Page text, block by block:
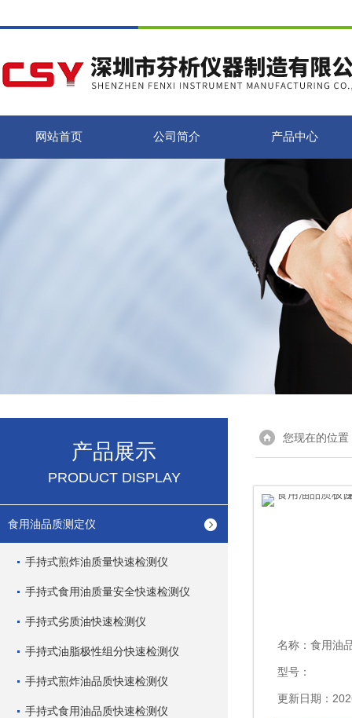
网站首页 公司简介 产品中心
产品展示
PRODUCT DISPLAY
食用油品质测定仪
手持式煎炸油质量快速检测仪
手持式食用油质量安全快速检测仪
手持式劣质油快速检测仪
手持式油脂极性组分快速检测仪
手持式煎炸油品质快速检测仪
手持式食用油品质快速检测仪
您现在的位置
名称： 食用油品质极
型号：
更新日期：